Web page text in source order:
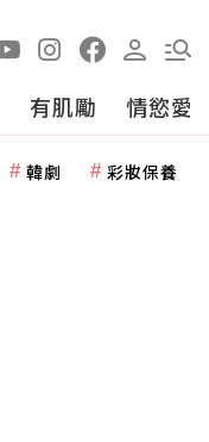
有肌勵 情慾愛
韓劇 彩妝保養